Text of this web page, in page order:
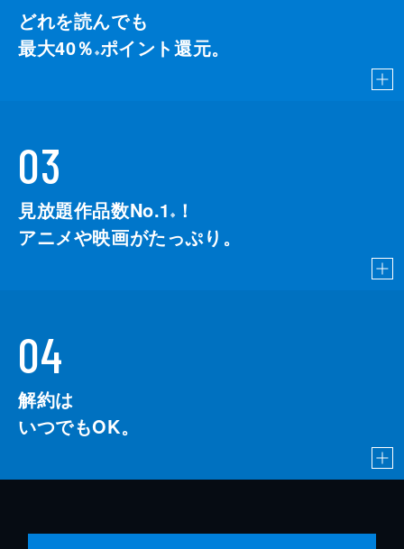
どれを読んでも
最大40％ ※ポイント還元。
03
見放題作品数No.1 ※
！
アニメや映画がたっぷり。
04
解約は
いつでもOK。